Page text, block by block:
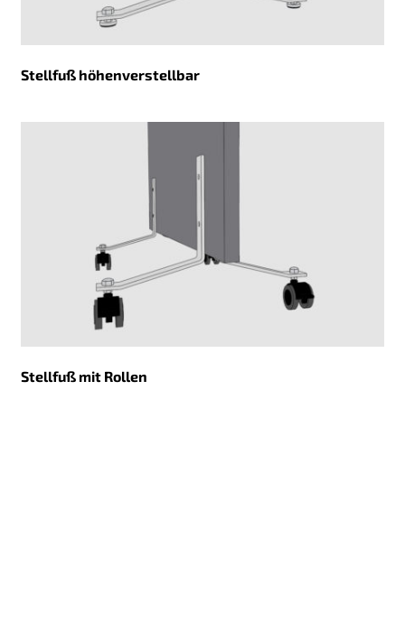
Stellfuß höhenverstellbar
Stellfuß mit Rollen